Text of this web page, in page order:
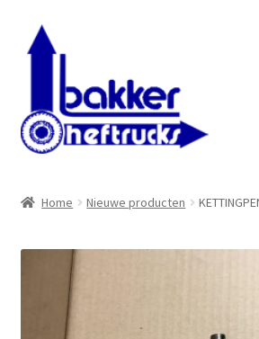
Ga
door
navigatie
Ga
naar
Home Nieuwe producten